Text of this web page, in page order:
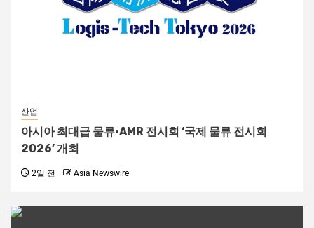
산업
아시아 최대급 물류·AMR 전시회 ‘국제 물류 전시회
2026’ 개최
2일 전 Asia Newswire